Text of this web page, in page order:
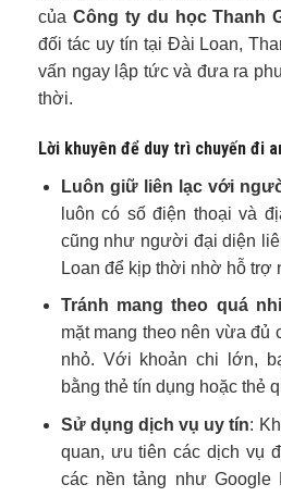
của Công ty du học Thanh
đối tác uy tín tại Đài Loan,
vấn ngay lập tức và đưa ra
thời.
Lời khuyên để duy trì chuyến đi
Luôn giữ liên lạc với
luôn có số điện thoại và
cũng như người đại diện
Loan để kịp thời nhờ hỗ trợ
Tránh mang theo quá
mặt mang theo nên vừa đủ
nhỏ. Với khoản chi lớn,
bằng thẻ tín dụng hoặc thẻ
Sử dụng dịch vụ uy tín:
quan, ưu tiên các dịch vụ
các nền tảng như Google